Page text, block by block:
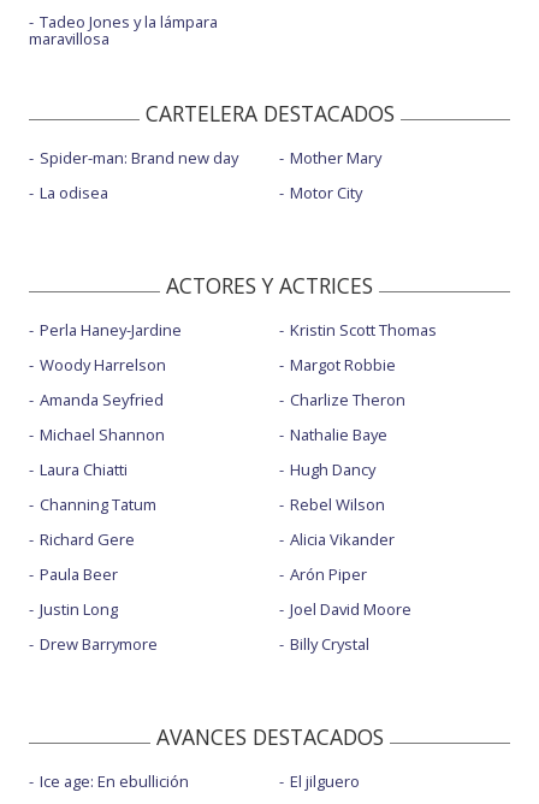
Tadeo Jones y la lámpara
maravillosa
CARTELERA DESTACADOS
Spider-man: Brand new day
La odisea
Mother Mary
Motor City
ACTORES Y ACTRICES
Perla Haney-Jardine
Woody Harrelson
Amanda Seyfried
Michael Shannon
Laura Chiatti
Channing Tatum
Richard Gere
Paula Beer
Justin Long
Drew Barrymore
Kristin Scott Thomas
Margot Robbie
Charlize Theron
Nathalie Baye
Hugh Dancy
Rebel Wilson
Alicia Vikander
Arón Piper
Joel David Moore
Billy Crystal
AVANCES DESTACADOS
Ice age: En ebullición
El jilguero